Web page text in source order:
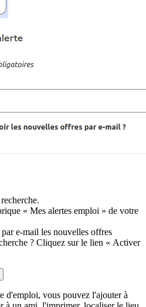
« Mes alertes emploi » de votre
e-mail les nouvelles offres
? Cliquez sur le lien « Activer
d'emploi, vous pouvez l'ajouter à